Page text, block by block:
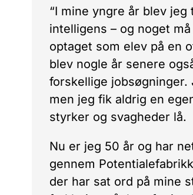
“I mine yngre år blev
intelligens – og noget
optaget som elev på en
blev nogle år senere
forskellige
men jeg fik aldrig en
styrker og svagheder lå.
Nu er jeg 50 år og har
gennem
der har sat ord på mine